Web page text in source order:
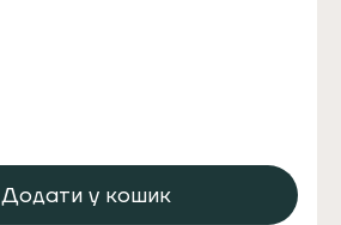
Додати у кошик